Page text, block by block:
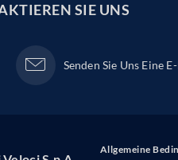
SIE UNS
Senden Sie Uns Eine
Allgemeine